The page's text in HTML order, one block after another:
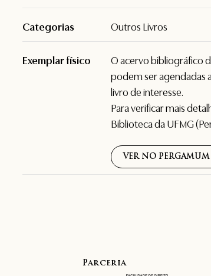
Categorias Outros Livros
Exemplar físico
O acervo bibliográfico
podem ser agendadas
livro de interesse.
Para verificar mais
Biblioteca da UFMG
VER NO PERGAMUM
Parceria